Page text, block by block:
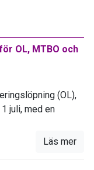
OL, MTBO och
(OL),
juli, med en
Läs mer